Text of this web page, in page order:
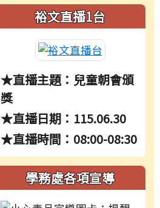
裕文直播1台
★直播主題：兒童朝會頒
獎
★直播日期：115.06.30
★直播時間：08:00-08:30
學務處各項宣導